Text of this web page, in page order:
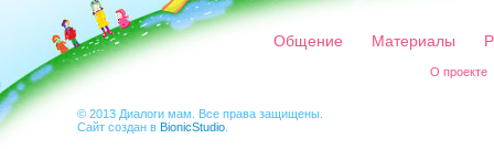
Общение Материалы
О проекте
© 2013 Диалоги мам. Все права защищены.
Сайт создан в BionicStudio